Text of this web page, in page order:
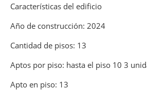
Características del edificio
Año de construcción: 2024
Cantidad de pisos: 13
Aptos por piso: hasta el piso 10 3
Apto en piso: 13